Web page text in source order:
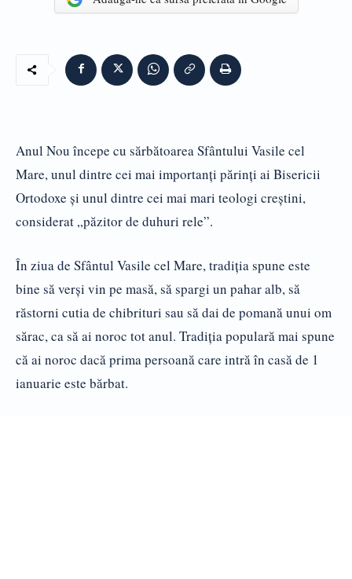
Anul Nou începe cu sărbătoarea Sfântului Vasile cel
Mare, unul dintre cei mai importanţi părinţi ai Bisericii
Ortodoxe şi unul dintre cei mai mari teologi creştini,
considerat „păzitor de duhuri rele”.
În ziua de Sfântul Vasile cel Mare, tradiţia spune este
bine să verşi vin pe masă, să spargi un pahar alb, să
răstorni cutia de chibrituri sau să dai de pomană unui om
sărac, ca să ai noroc tot anul. Tradiţia populară mai spune
că ai noroc dacă prima persoană care intră în casă de 1
ianuarie este bărbat.